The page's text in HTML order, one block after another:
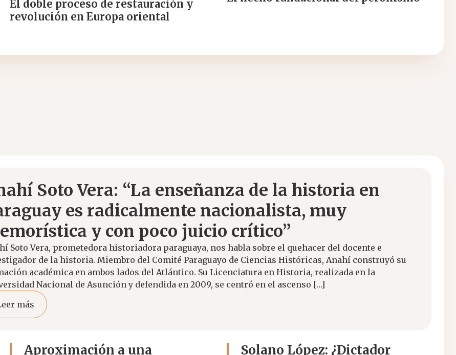
El doble proceso de restauración y
revolución en Europa oriental
Soto Vera: “La enseñanza de la historia en
es radicalmente nacionalista, muy
y con poco juicio crítico”
Soto Vera, prometedora historiadora paraguaya, nos habla sobre el quehacer del docente e
de la historia. Miembro del Comité Paraguayo de Ciencias Históricas, Anahí construyó su
académica en ambos lados del Atlántico. Su Licenciatura en Historia, realizada en la
Nacional de Asunción y defendida en 2009, se centró en el ascenso […]
más
Aproximación a una Solano López: ¿Dictador